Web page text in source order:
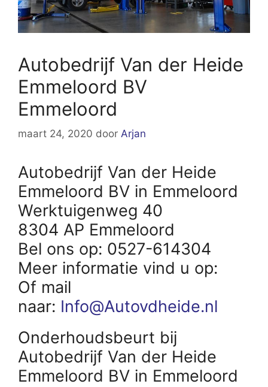
Autobedrijf Van der Heide
Emmeloord BV
Emmeloord
maart 24, 2020 door Arjan
Autobedrijf Van der Heide
Emmeloord BV in Emmeloord
Werktuigenweg 40
8304 AP Emmeloord
Bel ons op: 0527-614304
Meer informatie vind u op:
Of mail
naar: Info@Autovdheide.nl
Onderhoudsbeurt bij
Autobedrijf Van der Heide
Emmeloord BV in Emmeloord